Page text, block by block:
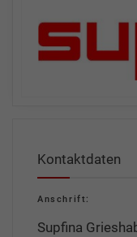
Kontaktdaten
Anschrift:
Supfina